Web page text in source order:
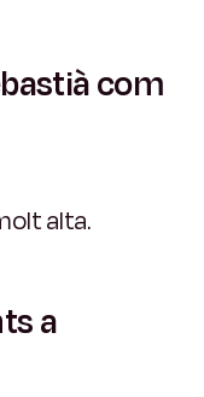
com
alta.
a